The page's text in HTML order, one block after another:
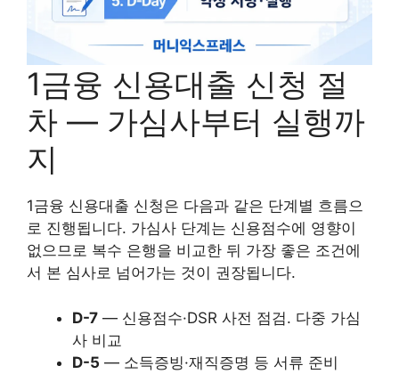
1금융 신용대출 신청 절
차 — 가심사부터 실행까
지
1금융 신용대출 신청은 다음과 같은 단계별 흐름으
로 진행됩니다. 가심사 단계는 신용점수에 영향이
없으므로 복수 은행을 비교한 뒤 가장 좋은 조건에
서 본 심사로 넘어가는 것이 권장됩니다.
D-7 — 신용점수·DSR 사전 점검. 다중 가심
사 비교
D-5 — 소득증빙·재직증명 등 서류 준비